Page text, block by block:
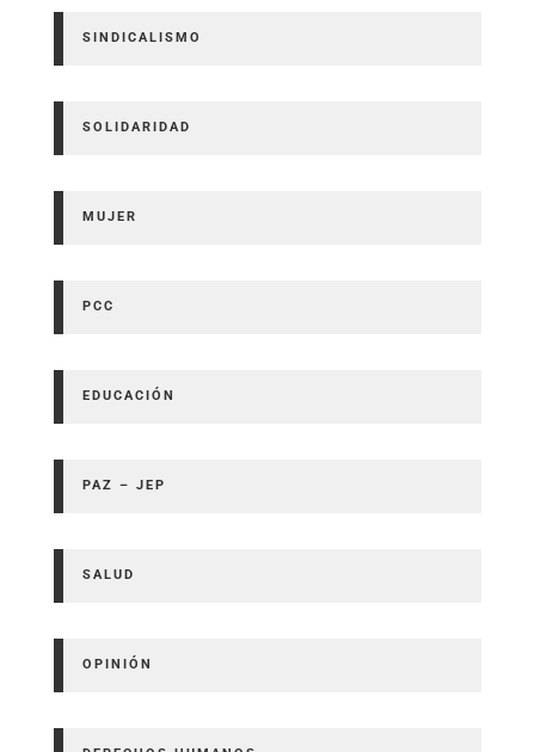
SINDICALISMO
SOLIDARIDAD
MUJER
PCC
EDUCACIÓN
PAZ – JEP
SALUD
OPINIÓN